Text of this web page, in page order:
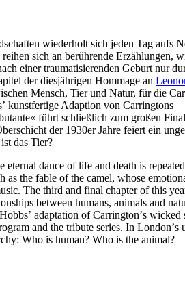
wiederholt sich jeden Tag aufs
sich an berührende Erzählungen,
einer traumatisierenden Geburt nur
der diesjährigen Hommage an
Mensch, Tier und Natur, für die
kunstfertige Adaption von Carringtons
führt schließlich zum großen
der 1930er Jahre feiert ein
das Tier?
eternal dance of life and death is
the fable of the camel, whose
The third and final chapter of this
between humans, animals and
adaptation of Carringtonʼs wicked
and the tribute series. In Londonʼs
Who is human? Who is the animal?